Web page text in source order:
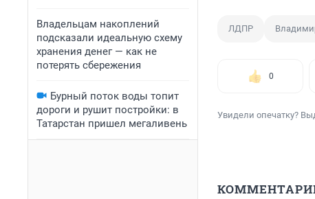
Владельцам накоплений
подсказали идеальную схему
хранения денег — как не
потерять сбережения
Бурный поток воды топит
дороги и рушит постройки: в
Татарстан пришел мегаливень
ЛДПР
0
Увидели опечатку?